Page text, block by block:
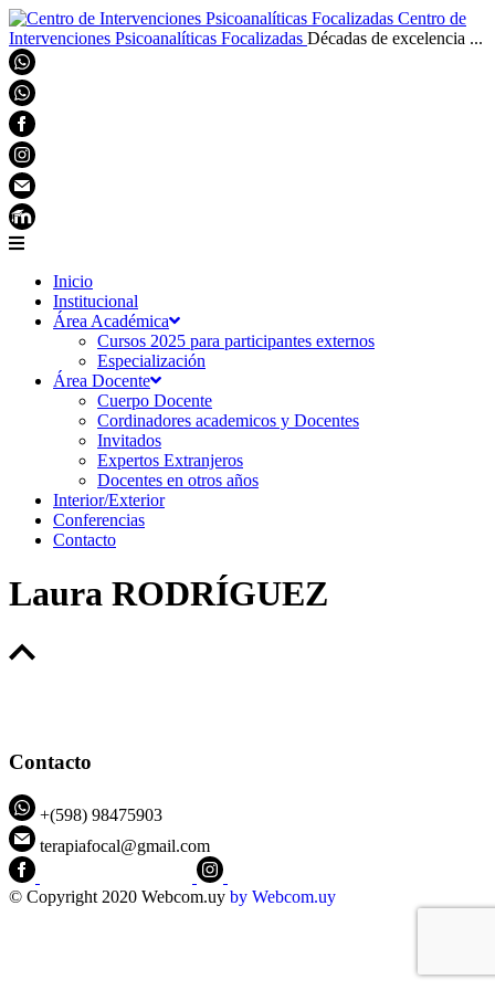
Centro de
Intervenciones Psicoanalíticas Focalizadas Décadas de excelencia ...
Inicio
Institucional
Área Académica
Cursos 2025 para participantes externos
Especialización
Área Docente
Cuerpo Docente
Cordinadores academicos y Docentes
Invitados
Expertos Extranjeros
Docentes en otros años
Interior/Exterior
Conferencias
Contacto
Laura RODRÍGUEZ
Contacto
+(598) 98475903
terapiafocal@gmail.com
© Copyright 2020 Webcom.uy by Webcom.uy